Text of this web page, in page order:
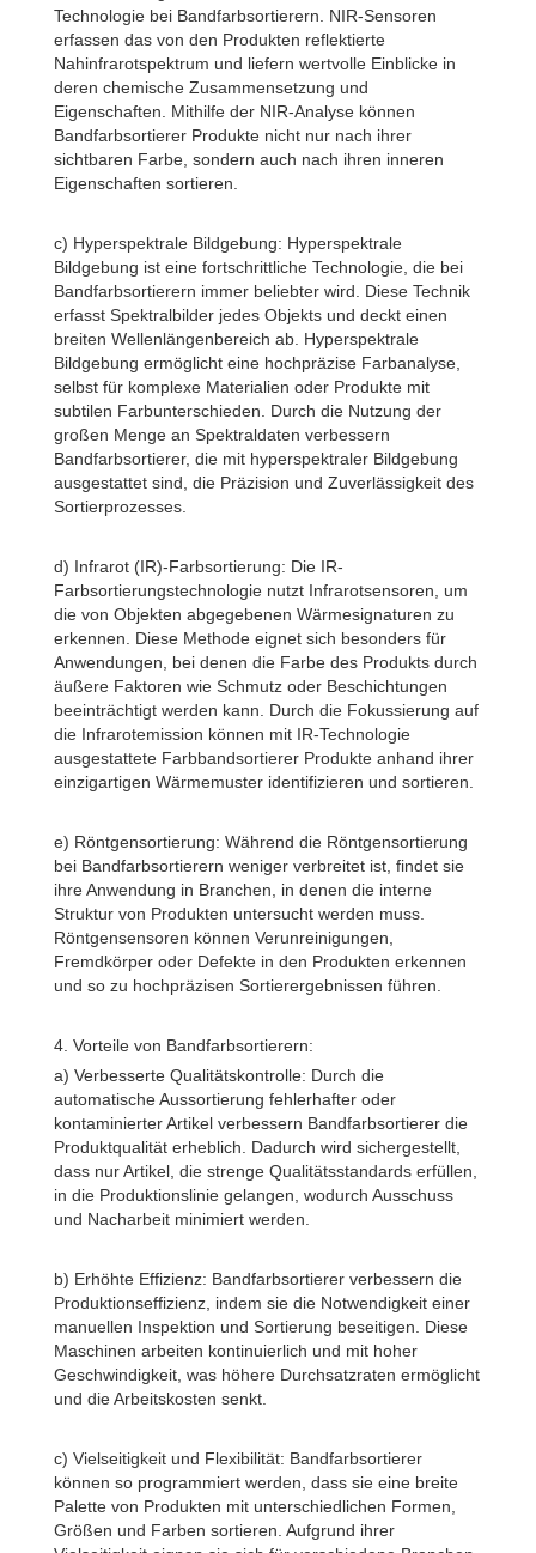
Technologie bei Bandfarbsortierern. NIR-Sensoren
erfassen das von den Produkten reflektierte
Nahinfrarotspektrum und liefern wertvolle Einblicke in
deren chemische Zusammensetzung und
Eigenschaften. Mithilfe der NIR-Analyse können
Bandfarbsortierer Produkte nicht nur nach ihrer
sichtbaren Farbe, sondern auch nach ihren inneren
Eigenschaften sortieren.
c) Hyperspektrale Bildgebung: Hyperspektrale
Bildgebung ist eine fortschrittliche Technologie, die bei
Bandfarbsortierern immer beliebter wird. Diese Technik
erfasst Spektralbilder jedes Objekts und deckt einen
breiten Wellenlängenbereich ab. Hyperspektrale
Bildgebung ermöglicht eine hochpräzise Farbanalyse,
selbst für komplexe Materialien oder Produkte mit
subtilen Farbunterschieden. Durch die Nutzung der
großen Menge an Spektraldaten verbessern
Bandfarbsortierer, die mit hyperspektraler Bildgebung
ausgestattet sind, die Präzision und Zuverlässigkeit des
Sortierprozesses.
d) Infrarot (IR)-Farbsortierung: Die IR-
Farbsortierungstechnologie nutzt Infrarotsensoren, um
die von Objekten abgegebenen Wärmesignaturen zu
erkennen. Diese Methode eignet sich besonders für
Anwendungen, bei denen die Farbe des Produkts durch
äußere Faktoren wie Schmutz oder Beschichtungen
beeinträchtigt werden kann. Durch die Fokussierung auf
die Infrarotemission können mit IR-Technologie
ausgestattete Farbbandsortierer Produkte anhand ihrer
einzigartigen Wärmemuster identifizieren und sortieren.
e) Röntgensortierung: Während die Röntgensortierung
bei Bandfarbsortierern weniger verbreitet ist, findet sie
ihre Anwendung in Branchen, in denen die interne
Struktur von Produkten untersucht werden muss.
Röntgensensoren können Verunreinigungen,
Fremdkörper oder Defekte in den Produkten erkennen
und so zu hochpräzisen Sortierergebnissen führen.
4. Vorteile von Bandfarbsortierern:
a) Verbesserte Qualitätskontrolle: Durch die
automatische Aussortierung fehlerhafter oder
kontaminierter Artikel verbessern Bandfarbsortierer die
Produktqualität erheblich. Dadurch wird sichergestellt,
dass nur Artikel, die strenge Qualitätsstandards erfüllen,
in die Produktionslinie gelangen, wodurch Ausschuss
und Nacharbeit minimiert werden.
b) Erhöhte Effizienz: Bandfarbsortierer verbessern die
Produktionseffizienz, indem sie die Notwendigkeit einer
manuellen Inspektion und Sortierung beseitigen. Diese
Maschinen arbeiten kontinuierlich und mit hoher
Geschwindigkeit, was höhere Durchsatzraten ermöglicht
und die Arbeitskosten senkt.
c) Vielseitigkeit und Flexibilität: Bandfarbsortierer
können so programmiert werden, dass sie eine breite
Palette von Produkten mit unterschiedlichen Formen,
Größen und Farben sortieren. Aufgrund ihrer